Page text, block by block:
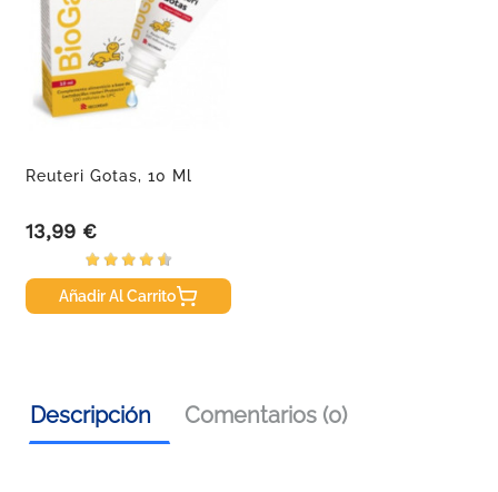
Reuteri Gotas, 10 Ml
Precio
13,99 €
Añadir Al Carrito
Descripción Comentarios (0)